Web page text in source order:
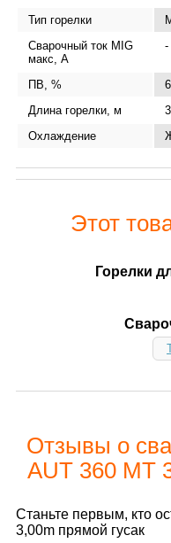
Тип горелки
Сварочный ток MIG
макс, А
-
ПВ, %
Длина горелки, м
3
Охлаждение
Этот
Горелки
Отзывы о
AUT 360 МТ
Станьте первым, кто
3,00m прямой гусак